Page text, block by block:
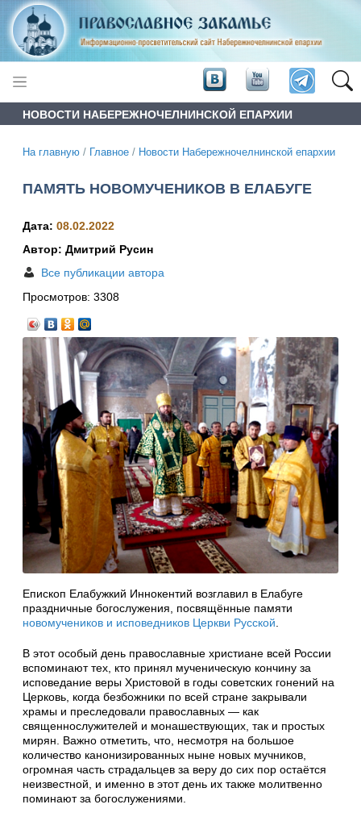
НОВОСТИ НАБЕРЕЖНОЧЕЛНИНСКОЙ ЕПАРХИИ
На главную / Главное / Новости Набережночелнинской епархии
ПАМЯТЬ НОВОМУЧЕНИКОВ В ЕЛАБУГЕ
Дата: 08.02.2022
Автор: Дмитрий Русин
Все публикации автора
Просмотров: 3308
Епископ Елабужкий Иннокентий возглавил в Елабуге
праздничные богослужения, посвящённые памяти
новомучеников и исповедников Церкви Русской
В этот особый день православные христиане всей России
вспоминают тех, кто принял мученическую кончину за
исповедание веры Христовой в годы советских гонений на
Церковь, когда безбожники по всей стране закрывали
храмы и преследовали православных — как
священнослужителей и монашествующих, так и простых
мирян. Важно отметить, что, несмотря на большое
количество канонизированных ныне новых мучников,
огромная часть страдальцев за веру до сих пор остаётся
неизвестной, и именно в этот день их также молитвенно
поминают за богослужениями.